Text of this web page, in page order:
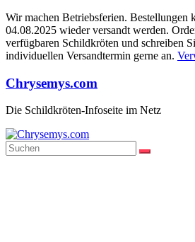
Wir machen Betriebsferien. Bestellungen
04.08.2025 wieder versandt werden.
verfügbaren Schildkröten und schreiben
individuellen Versandtermin gerne an.
Zum
Inhalt
springen
Chrysemys.com
Die Schildkröten-Infoseite im Netz